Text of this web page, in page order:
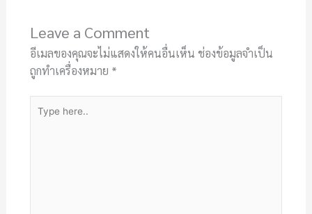
Leave a Comment
อีเมลของคุณจะไม่แสดงให้คนอื่นเห็น ช่องข้อมูลจำเป็น
ถูกทำเครื่องหมาย *
here..